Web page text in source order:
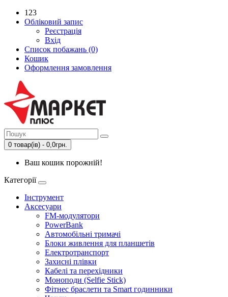
123
Обліковий запис
Реєстрація
Вхід
Список побажань (0)
Кошик
Оформлення замовлення
0 товар(ів) - 0,0грн.
Ваш кошик порожній!
Категорії
Інструмент
Аксесуари
FM-модулятори
PowerBank
Автомобільні тримачі
Блоки живлення для планшетів
Електротранспорт
Захисні плівки
Кабелі та перехідники
Моноподи (Selfie Stick)
Фітнес браслети та Smart годинники